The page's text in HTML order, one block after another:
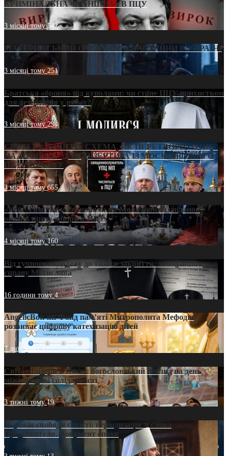
КРИМІНАЛЬНА ФРАНШИЗА В ПЦУ
3 місяці тому542
МАТЕРИНСЬКИЙ ОМОРФОР В ЧАС ВІЙНИ В УКРАЇНІ
3 місяці тому251
Братська «броня» під куполами: чи стане ПЦУ прихистком
для дезертирів у рясах?
3 місяці тому294
СВЯТІ УХИЛЯНТИ: СХЕМА, ЯК ПЕРЕТВОРИТИ ПЦУ
НА «ОФШОР» ДЛЯ ДЕЗЕРТИРА ІЗ МОСКОВСЬКОГО
ПАТРІАРХАТУ
3 місяці тому655
«Кейс Тихона» у Тернополі: як Молитовний сніданок
оголив кризу довіри в ПЦУ
4 місяці тому160
Від гучного скандалу до тихого закриття: хто зупинив
справу Мстислава
16 години тому4
AngelicBot: як Фонд пам’яті Митрополита Мефодія
розвиває цифрову катехизацію дітей
7 днів тому12
Світові лідери в Києві: богословський погляд на день
міжнародної солідарності
3 тижні тому19
35 років свободи совісті: періодизація зі слова
Предстоятеля. Документ епохи